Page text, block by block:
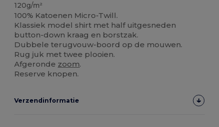
120g/m²
100% Katoenen Micro-Twill.
Klassiek model shirt met half uitgesneden
button-down kraag en borstzak.
Dubbele terugvouw-boord op de mouwen.
Rug juk met twee plooien.
Afgeronde zoom.
Reserve knopen.
Verzendinformatie